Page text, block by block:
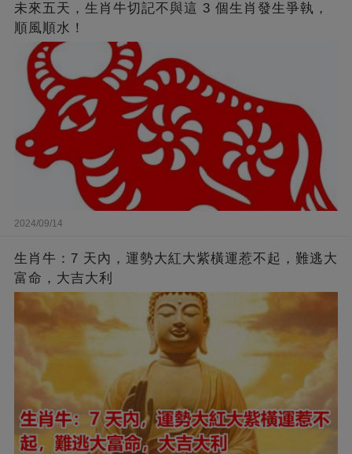
未來五天，生肖牛切記不與這 3 個生肖發生爭執，
順風順水！
2024/09/14
生肖牛：7 天內，運勢大紅大紫橫運惹不起，難逃大
富命，大吉大利